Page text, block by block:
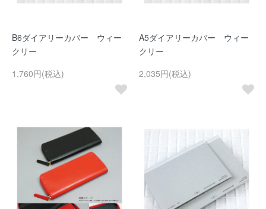
B6ダイアリーカバー ウィー
クリー
1,760円(税込)
A5ダイアリーカバー ウィー
クリー
2,035円(税込)